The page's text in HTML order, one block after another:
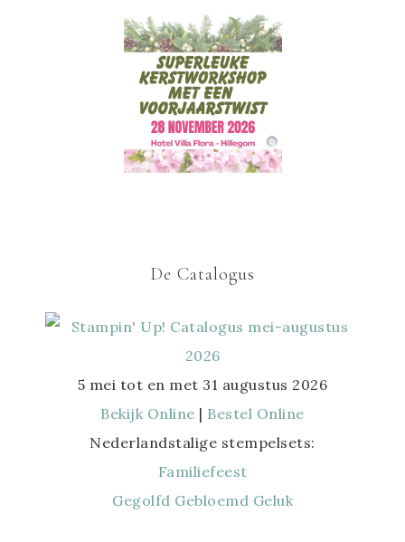
De Catalogus
5 mei tot en met 31 augustus 2026
Bekijk Online | Bestel Online
Nederlandstalige stempelsets:
Familiefeest
Gegolfd Gebloemd Geluk